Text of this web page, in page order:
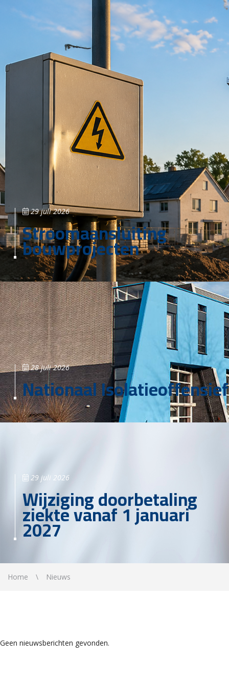
29 juli 2026
Stroomaansluiting
bouwprojecten
28 juli 2026
Nationaal Isolatieoffensief
29 juli 2026
Wijziging doorbetaling
ziekte vanaf 1 januari
2027
Home Nieuws
Geen nieuwsberichten gevonden.